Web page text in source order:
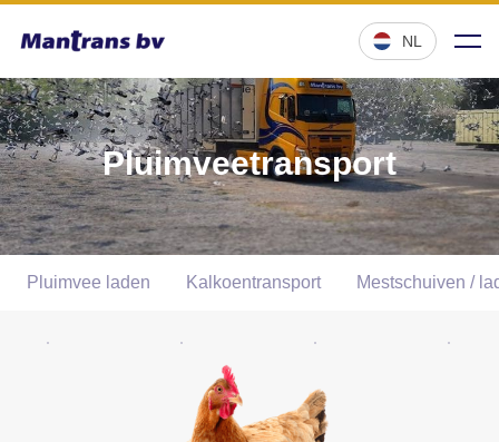
NL
Pluimveetransport
Pluimvee laden Kalkoentransport Mestschuiven /